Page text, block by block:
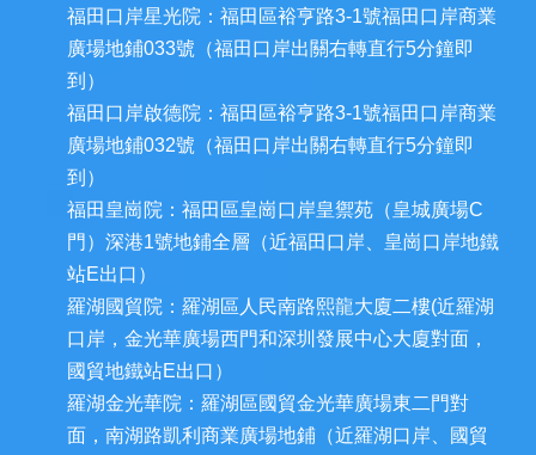
福田口岸星光院：福田區裕亨路3-1號福田口岸商業
廣場地鋪033號（福田口岸出關右轉直行5分鐘即
到）
福田口岸啟德院：福田區裕亨路3-1號福田口岸商業
廣場地鋪032號（福田口岸出關右轉直行5分鐘即
到）
福田皇崗院：福田區皇崗口岸皇禦苑（皇城廣場C
門）深港1號地鋪全層（近福田口岸、皇崗口岸地鐵
站E出口）
羅湖國貿院：羅湖區人民南路熙龍大廈二樓(近羅湖
口岸，金光華廣場西門和深圳發展中心大廈對面，
國貿地鐵站E出口）
羅湖金光華院：羅湖區國貿金光華廣場東二門對
面，南湖路凱利商業廣場地鋪（近羅湖口岸、國貿